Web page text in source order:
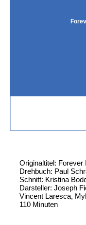
Originaltitel:
Drehbuch: Paul
Schnitt: Kristina
Darsteller: Joseph
Vincent Laresca,
110 Minuten